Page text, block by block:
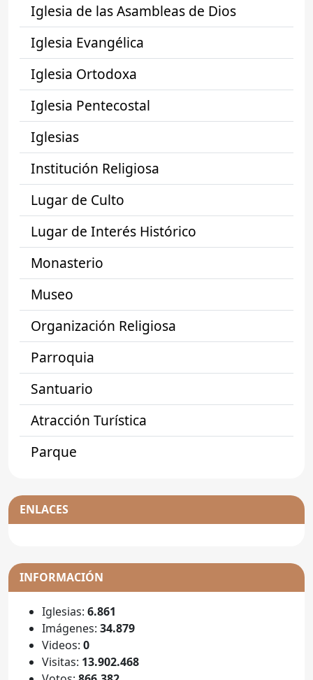
Iglesia de las Asambleas de Dios
Iglesia Evangélica
Iglesia Ortodoxa
Iglesia Pentecostal
Iglesias
Institución Religiosa
Lugar de Culto
Lugar de Interés Histórico
Monasterio
Museo
Organización Religiosa
Parroquia
Santuario
Atracción Turística
Parque
ENLACES
INFORMACIÓN
Iglesias: 6.861
Imágenes: 34.879
Videos: 0
Visitas: 13.902.468